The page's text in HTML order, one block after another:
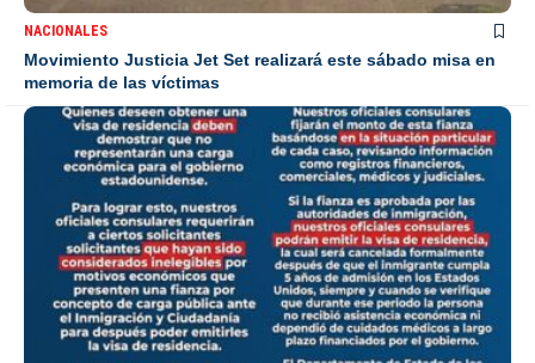
NACIONALES
Movimiento Justicia Jet Set realizará este sábado misa en
memoria de las víctimas